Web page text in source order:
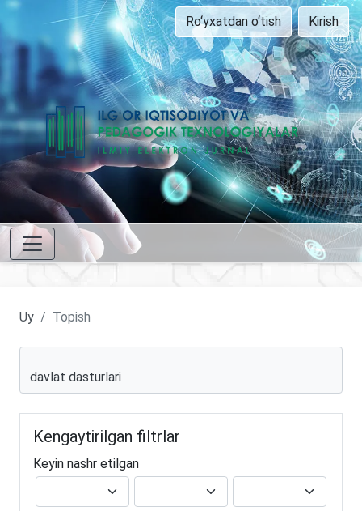
Ro‘yxatdan o‘tish Kirish
Uy Topish
Kengaytirilgan filtrlar
Keyin nashr etilgan